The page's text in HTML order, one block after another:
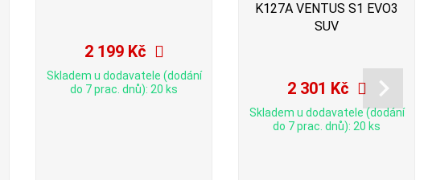
2 199 Kč
Skladem u dodavatele (dodání
do 7 prac. dnů): 20 ks
K127A VENTUS S1 EVO3
SUV
2 301 Kč
Skladem u dodavatele (dodání
do 7 prac. dnů): 20 ks